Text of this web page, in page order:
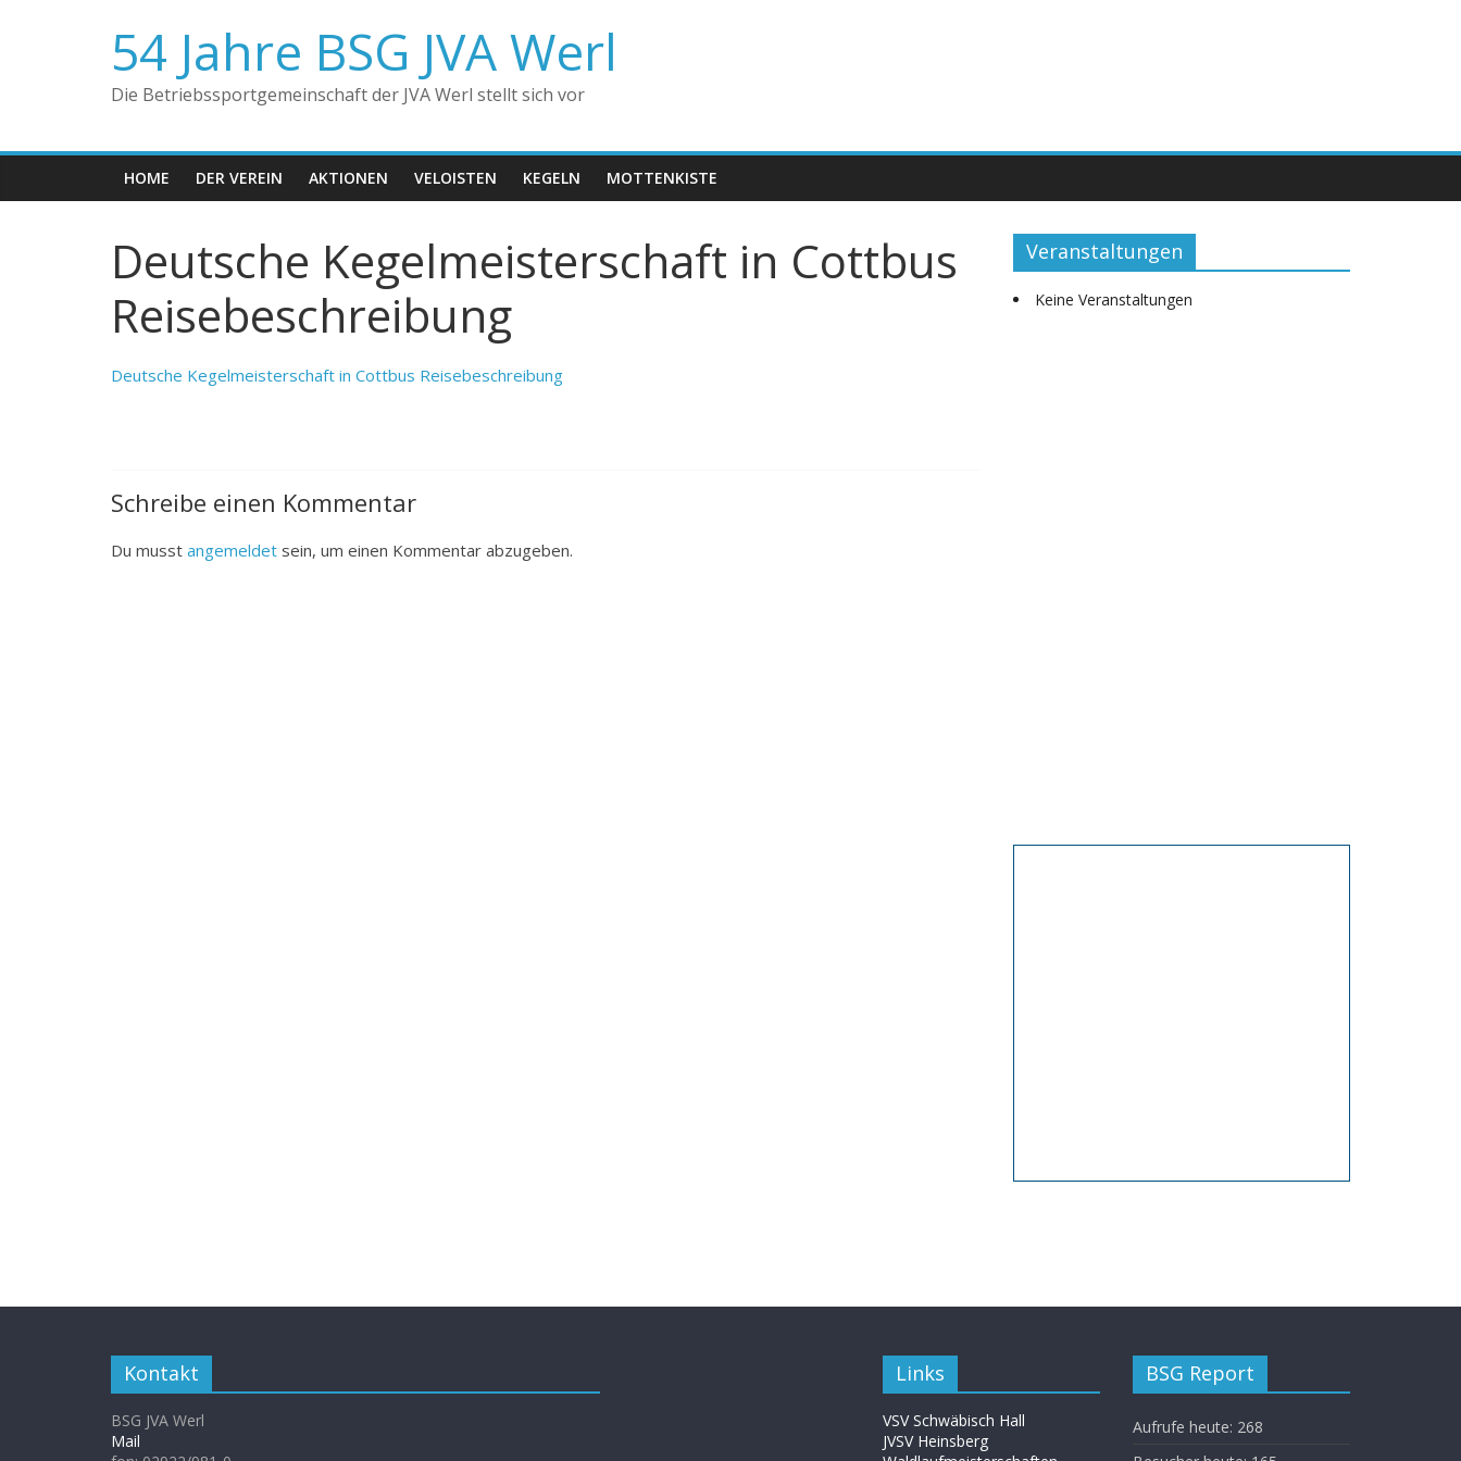
54 Jahre BSG JVA Werl
Die Betriebssportgemeinschaft der JVA Werl stellt sich vor
HOME DER VEREIN AKTIONEN VELOISTEN KEGELN MOTTENKISTE
Deutsche Kegelmeisterschaft in Cottbus
Reisebeschreibung
Deutsche Kegelmeisterschaft in Cottbus Reisebeschreibung
Schreibe einen Kommentar
Du musst angemeldet sein, um einen Kommentar abzugeben.
Veranstaltungen
Keine Veranstaltungen
Kontakt
BSG JVA Werl
Mail
Links
VSV Schwäbisch Hall
JVSV Heinsberg
BSG Report
Aufrufe heute: 268